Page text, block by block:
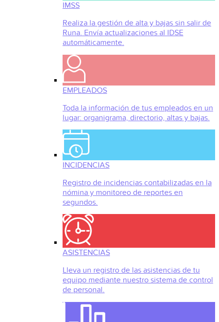
IMSS
Realiza la gestión de alta y bajas sin salir de
Runa. Envía actualizaciones al IDSE
automáticamente.
EMPLEADOS
Toda la información de tus empleados en un
lugar: organigrama, directorio, altas y bajas.
INCIDENCIAS
Registro de incidencias contabilizadas en la
nómina y monitoreo de reportes en
segundos.
ASISTENCIAS
Lleva un registro de las asistencias de tu
equipo mediante nuestro sistema de control
de personal.